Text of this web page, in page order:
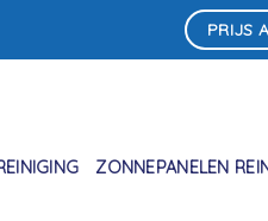
PRIJS
ZONNEPANELEN